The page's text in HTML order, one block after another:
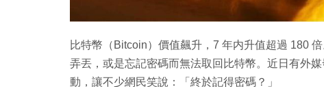
比特幣（Bitcoin）價值飆升，7 年内升值超過 180
弄丟，或是忘記密碼而無法取回比特幣。近日有外
動，讓不少網民笑說：「終於記得密碼？」